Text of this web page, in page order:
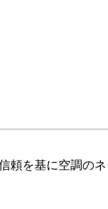
頼を基に空調の